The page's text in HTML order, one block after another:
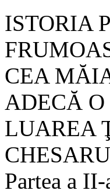
ISTORIA
CEA
ADECĂ
LUAREA
Partea a